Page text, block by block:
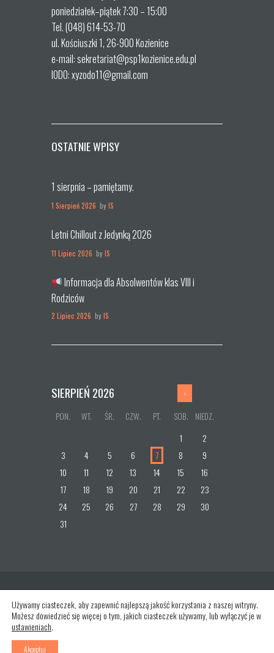
poniedziałek–piątek 7:30 – 15:00
Tel. (048) 614-53-70
ul. Kościuszki 1, 26-900 Kozienice
e-mail: sekretariat@psp1kozienice.edu.pl
IODO: xyzodo11@gmail.com
OSTATNIE WPISY
1 sierpnia – pamiętamy.
1 Sierpień 2026 byIS
Letni Chillout z Jedynką 2026
11 Lipiec 2026 byIS
Informacja dla Absolwentów klas VIII i
Rodziców
2 Lipiec 2026 byIS
SIERPIEŃ 2026
PON. WT. ŚR. CZW. PT. SOB. NIEDZ.
1
2
3
4 5 6 7 8
9
10
11 12 13 14 15
16
17
18 19 20 21 22
23
24
25 26 27 28 29
30
31
Używamy ciasteczek, aby zapewnić najlepszą jakość korzystania z naszej witryny.
Możesz dowiedzieć się więcej o tym, jakich ciasteczek używamy, lub wyłączyć je w
ustawieniach.
Akceptuj